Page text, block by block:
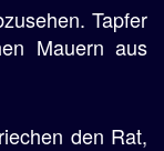
Tapfer
Mauern aus
den Rat,